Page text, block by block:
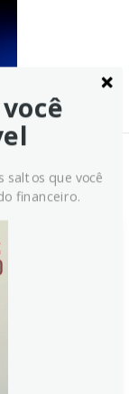
saltos que você
financeiro.